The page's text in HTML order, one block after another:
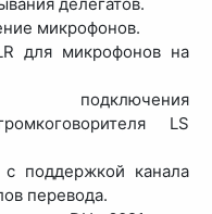
микрофонов.
для микрофонов на
LS
поддержкой канала
перевода.